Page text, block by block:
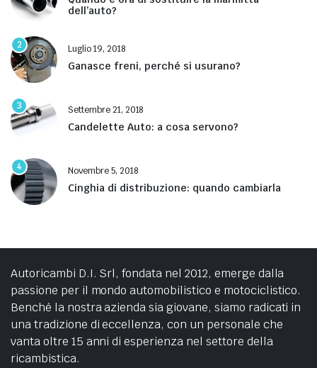
dell’auto?
2 Luglio 19, 2018
Ganasce freni, perché si usurano?
3 Settembre 21, 2018
Candelette Auto: a cosa servono?
4 Novembre 5, 2018
Cinghia di distribuzione: quando cambiarla
Autoricambi D.I. Srl, fondata nel 2012, emerge dalla
passione per il mondo automobilistico e motociclistico.
Benché la nostra azienda sia giovane, siamo radicati in
una tradizione di eccellenza, con un personale che
vanta oltre 15 anni di esperienza nel settore della
ricambistica.